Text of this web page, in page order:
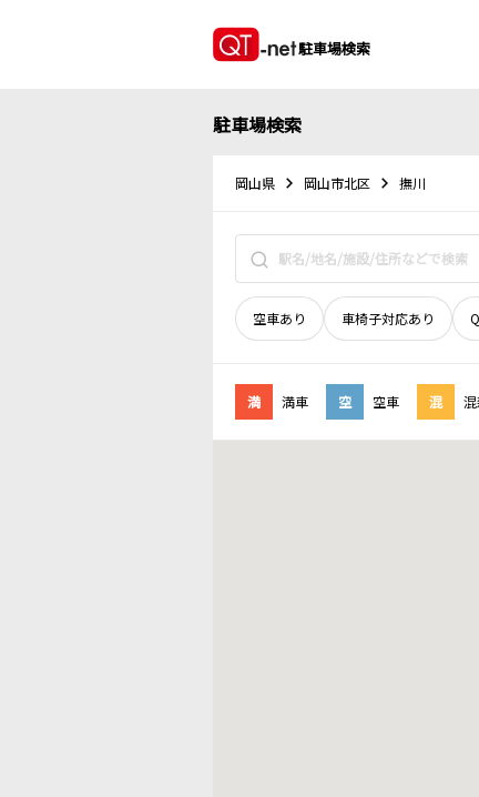
駐車場検索
駐車場検索
岡山県 岡山市北区 撫川
空車あり 車椅子対応あり
満 満車 空 空車 混